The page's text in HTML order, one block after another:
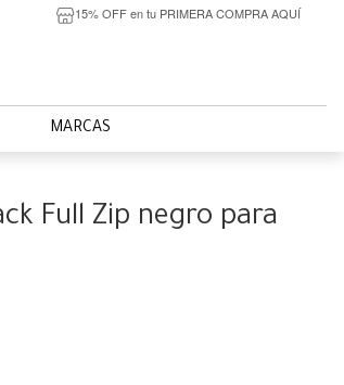
15% OFF en tu PRIMERA COMPRA AQUÍ
MARCAS
Full Zip negro para